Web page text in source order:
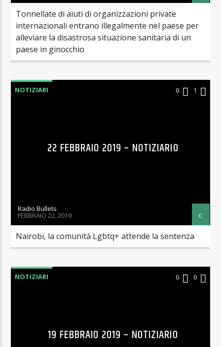
Tonnellate di aiuti di organizzazioni private
internazionali entrano illegalmente nel paese per
alleviare la disastrosa situazione sanitaria di un
paese in ginocchio
NOTIZIARI 0 1
22 FEBBRAIO 2019 – NOTIZIARIO
Radio Bullets
FEBBRAIO 22, 2019
Nairobi, la comunità Lgbtq+ attende la sentenza
NOTIZIARI 0 0
19 FEBBRAIO 2019 – NOTIZIARIO